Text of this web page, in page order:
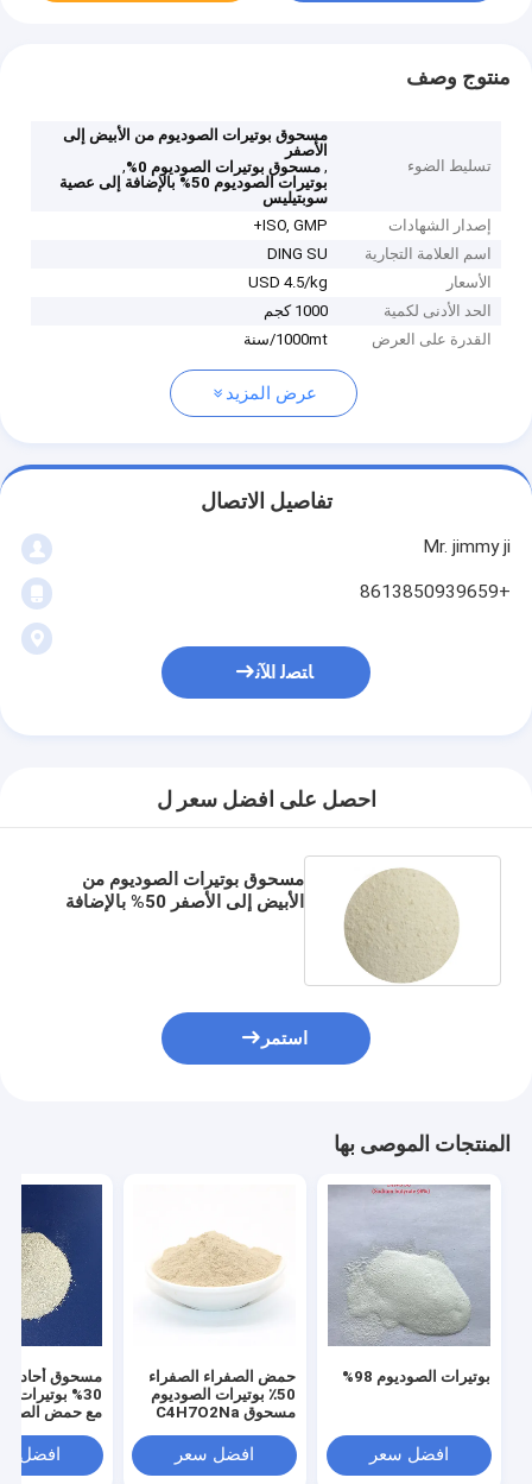
منتوج وصف
تسليط الضوء
مسحوق بوتيرات الصوديوم من الأبيض إلى
الأصفر
,مسحوق بوتيرات الصوديوم 0%
,
بوتيرات الصوديوم 50% بالإضافة إلى عصية
سوبتيليس
إصدار الشهادات
ISO, GMP+
اسم العلامة التجارية
DING SU
الأسعار
USD 4.5/kg
الحد الأدنى لكمية
1000 كجم
القدرة على العرض
1000mt/سنة
عرض المزيد
تفاصيل الاتصال
Mr. jimmy ji
+8613850939659
ﺎﺘﺼﻟ ﺍﻶﻧ
احصل على افضل سعر ل
مسحوق بوتيرات الصوديوم من
الأبيض إلى الأصفر 50% بالإضافة
استمر
المنتجات الموصى بها
بوتيرات الصوديوم 98%
افضل سعر
حمض الصفراء الصفراء
50٪ بوتيرات الصوديوم
مسحوق C4H7O2Na
افضل سعر
مسحوق أحادي
30% بوتيرات
مع حمض
افضل